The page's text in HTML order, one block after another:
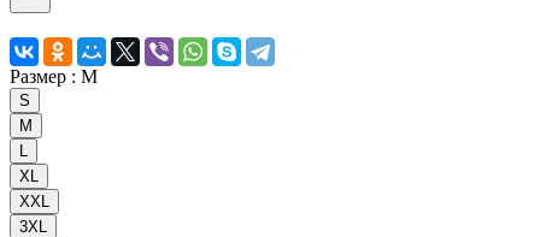
Размер : M
S
M
L
XL
XXL
3XL